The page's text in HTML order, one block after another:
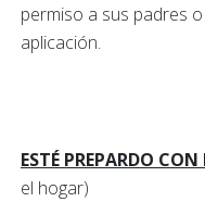
permiso a sus padres
aplicación.
ESTÉ PREPARDO
el hogar)